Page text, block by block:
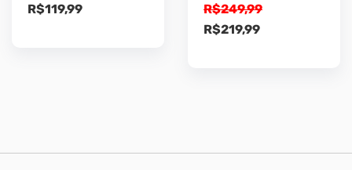
R$119,99 R$249,99
O
R$219,99O